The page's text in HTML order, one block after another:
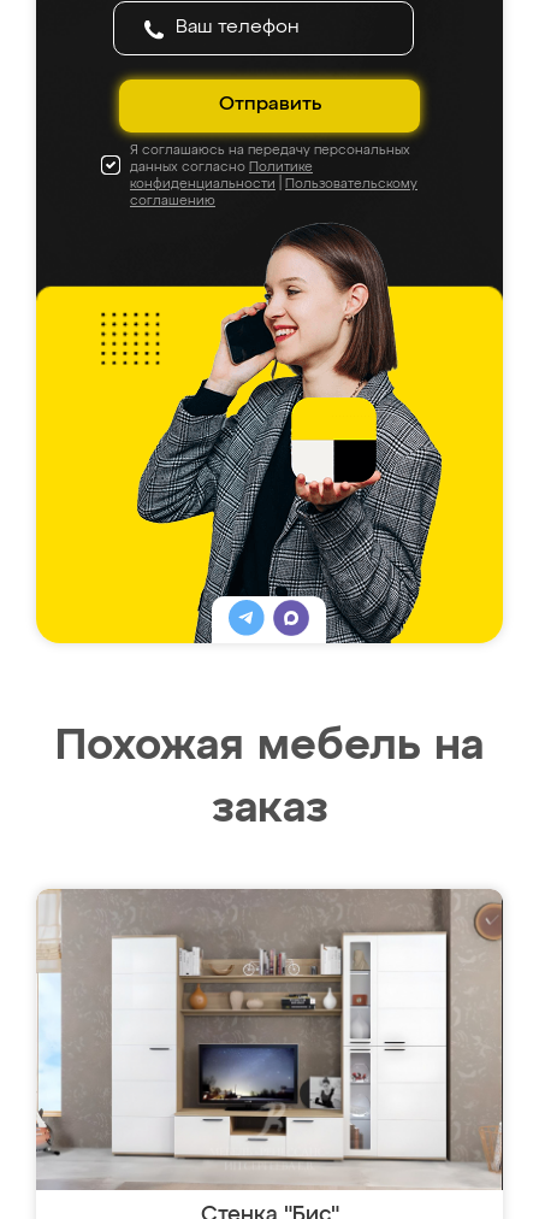
Отправить
Я соглашаюсь на передачу персональных
данных согласно Политике
конфиденциальности
Пользовательскому
соглашению
Похожая мебель на
заказ